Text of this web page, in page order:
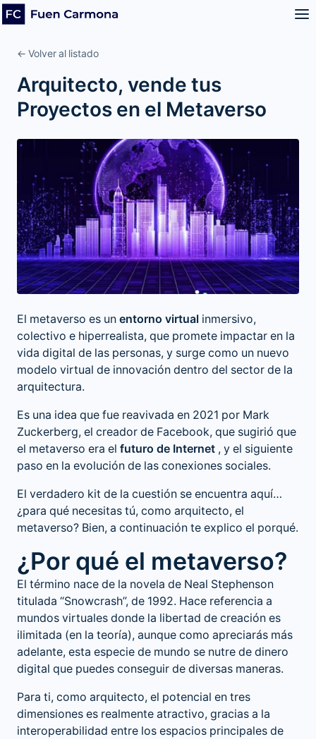
← Volver al listado
Arquitecto, vende tus
Proyectos en el Metaverso
El metaverso es un entorno virtual inmersivo,
colectivo e hiperrealista, que promete impactar en la
vida digital de las personas, y surge como un nuevo
modelo virtual de innovación dentro del sector de la
arquitectura.
Es una idea que fue reavivada en 2021 por Mark
Zuckerberg, el creador de Facebook, que sugirió que
el metaverso era el futuro de Internet , y el siguiente
paso en la evolución de las conexiones sociales.
El verdadero kit de la cuestión se encuentra aquí…
¿para qué necesitas tú, como arquitecto, el
metaverso? Bien, a continuación te explico el porqué.
¿Por qué el metaverso?
El término nace de la novela de Neal Stephenson
titulada “Snowcrash”, de 1992. Hace referencia a
mundos virtuales donde la libertad de creación es
ilimitada (en la teoría), aunque como apreciarás más
adelante, esta especie de mundo se nutre de dinero
digital que puedes conseguir de diversas maneras.
Para ti, como arquitecto, el potencial en tres
dimensiones es realmente atractivo, gracias a la
interoperabilidad entre los espacios principales de